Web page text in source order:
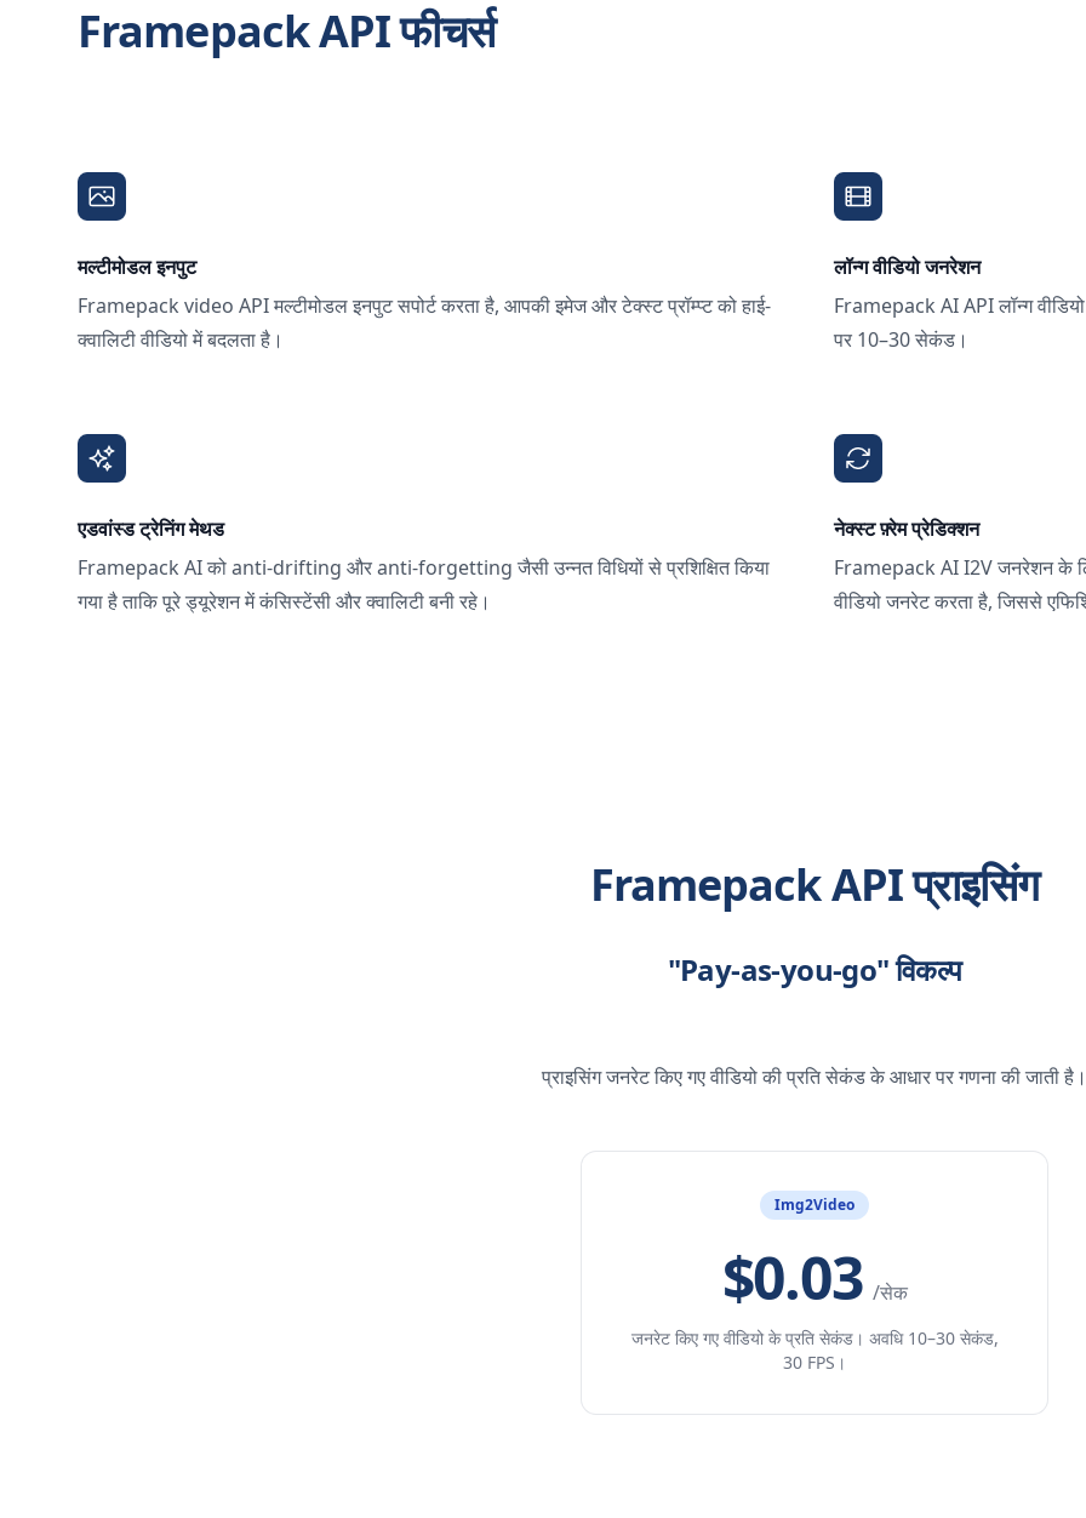
Framepack API फीचर्स
मल्टीमोडल इनपुट
Framepack video API मल्टीमोडल इनपुट सपोर्ट करता है, आपकी इमेज और टेक्स्ट प्रॉम्प्ट को हाई-
क्वालिटी वीडियो में बदलता है।
लॉन्ग वीडियो जनरेशन
Framepack AI API लॉन्ग
पर 10–30 सेकंड।
एडवांस्ड ट्रेनिंग मेथड
Framepack AI को anti-drifting और anti-forgetting जैसी उन्नत विधियों से प्रशिक्षित किया
गया है ताकि पूरे ड्यूरेशन में कंसिस्टेंसी और क्वालिटी बनी रहे।
नेक्स्ट फ़्रेम प्रेडिक्शन
Framepack AI I2V जनरेशन के
वीडियो जनरेट करता है, जिससे
Framepack API प्राइसिंग
"Pay-as-you-go" विकल्प
प्राइसिंग जनरेट किए गए वीडियो की प्रति सेकंड के आधार पर गणना की जाती है।
Img2Video
$0.03 /सेक
जनरेट किए गए वीडियो के प्रति सेकंड। अवधि 10–30 सेकंड,
30 FPS।